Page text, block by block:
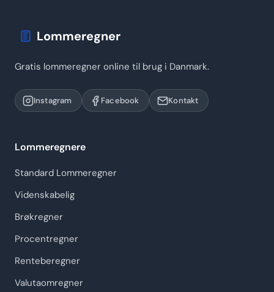
Lommeregner
Gratis lommeregner online til brug i Danmark.
Instagram Facebook Kontakt
Lommeregnere
Standard Lommeregner
Videnskabelig
Brøkregner
Procentregner
Renteberegner
Valutaomregner